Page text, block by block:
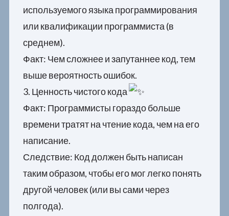
используемого языка программирования
или квалификации программиста (в
среднем).
Факт: Чем сложнее и запутаннее код, тем
выше вероятность ошибок.
3. Ценность чистого кода
Факт: Программисты гораздо больше
времени тратят на чтение кода, чем на его
написание.
Следствие: Код должен быть написан
таким образом, чтобы его мог легко понять
другой человек (или вы сами через
полгода).